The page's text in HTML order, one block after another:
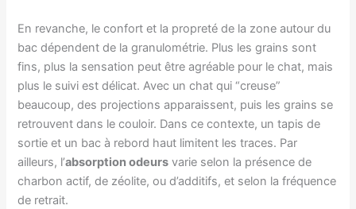
En revanche, le confort et la propreté de la zone autour du
bac dépendent de la granulométrie. Plus les grains sont
fins, plus la sensation peut être agréable pour le chat, mais
plus le suivi est délicat. Avec un chat qui “creuse”
beaucoup, des projections apparaissent, puis les grains se
retrouvent dans le couloir. Dans ce contexte, un tapis de
sortie et un bac à rebord haut limitent les traces. Par
ailleurs, l’absorption odeurs varie selon la présence de
charbon actif, de zéolite, ou d’additifs, et selon la fréquence
de retrait.